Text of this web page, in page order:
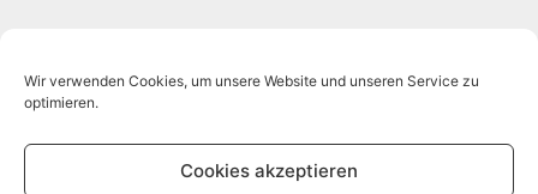
Wir verwenden Cookies, um unsere Website und unseren Service zu
optimieren.
Cookies akzeptieren